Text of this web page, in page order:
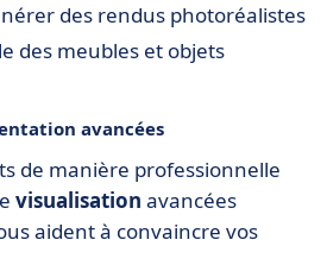
des rendus photoréalistes
des meubles et objets
avancées
de manière professionnelle
visualisation avancées
aident à convaincre vos